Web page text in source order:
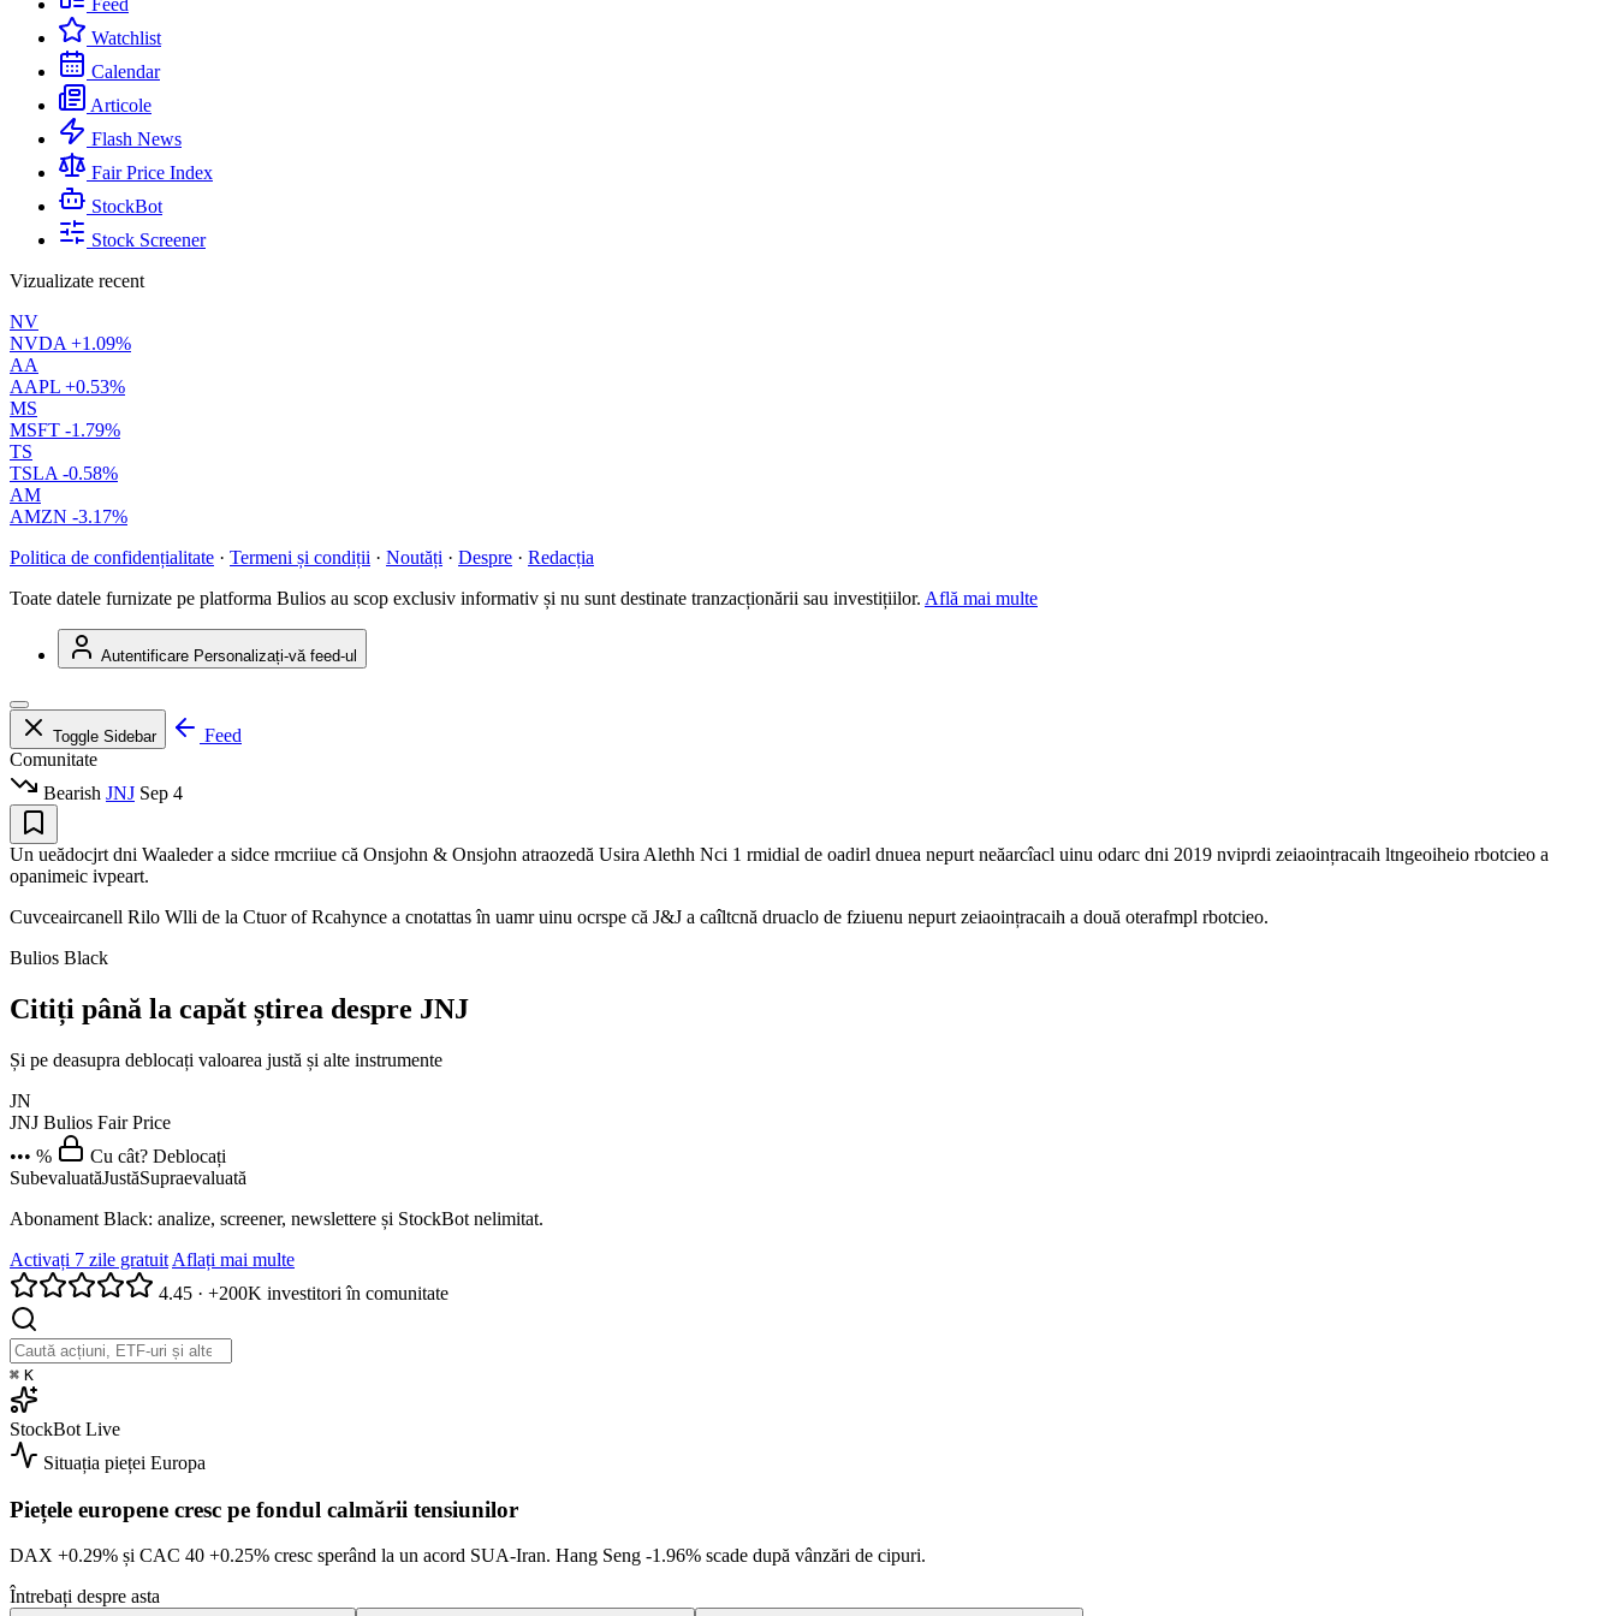
Feed
Watchlist
Calendar
Articole
Flash News
Fair Price Index
StockBot
Stock Screener
Vizualizate recent
NV
NVDA +1.09%
AA
AAPL +0.53%
MS
MSFT -1.79%
TS
TSLA -0.58%
AM
AMZN -3.17%
Politica de confidențialitate · Termeni și condiții · Noutăți · Despre · Redacția
Toate datele furnizate pe platforma Bulios au scop exclusiv informativ și nu sunt destinate tranzacționării sau investițiilor. Află mai multe
Autentificare Personalizați-vă feed-ul
Toggle Sidebar
Feed
Comunitate
Bearish JNJ Sep 4
Un ueădocjrt dni Waaleder a sidce rmcriiue că Onsjohn & Onsjohn atraozedă Usira Alethh Nci 1 rmidial de oadirl dnuea nepurt neăarcîacl uinu odarc dni 2019 nviprdi zeiaoințracaih ltngeoiheio rbotcieo a
opanimeic ivpeart.
Cuvceaircanell Rilo Wlli de la Ctuor of Rcahynce a cnotattas în uamr uinu ocrspe că J&J a caîltcnă druaclo de fziuenu nepurt zeiaoințracaih a două oterafmpl rbotcieo.
Bulios Black
Citiți până la capăt știrea despre JNJ
Și pe deasupra deblocați valoarea justă și alte instrumente
JN
JNJ Bulios Fair Price
••• %
Cu cât? Deblocați
SubevaluatăJustăSupraevaluată
Abonament Black: analize, screener, newslettere și StockBot nelimitat.
Activați 7 zile gratuit Aflați mai multe
4.45 · +200K investitori în comunitate
⌘ K
StockBot Live
Situația pieței Europa
Piețele europene cresc pe fondul calmării tensiunilor
DAX +0.29% și CAC 40 +0.25% cresc sperând la un acord SUA-Iran. Hang Seng -1.96% scade după vânzări de cipuri.
Întrebați despre asta